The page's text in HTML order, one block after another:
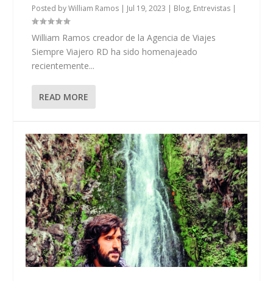
Posted byWilliam Ramos | Jul 19, 2023 | Blog, Entrevistas |
William Ramos creador de la Agencia de Viajes
Siempre Viajero RD ha sido homenajeado
recientemente...
READ MORE